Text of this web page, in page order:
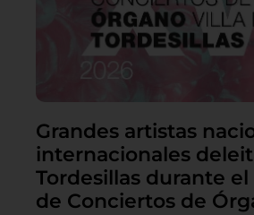
Grandes artistas
internacionales
Tordesillas durante el
de Conciertos de